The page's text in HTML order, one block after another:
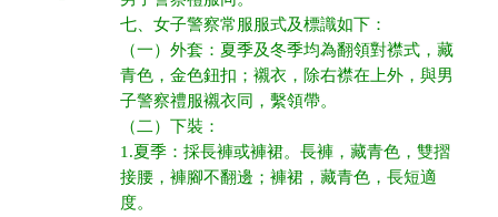
七、女子警察常服服式及標識如下：
（一）外套：夏季及冬季均為翻領對襟式，藏
青色，金色鈕扣；襯衣，除右襟在上外，與男
子警察禮服襯衣同，繫領帶。
（二）下裝：
1.夏季：採長褲或褲裙。長褲，藏青色，雙摺
接腰，褲腳不翻邊；褲裙，藏青色，長短適
度。